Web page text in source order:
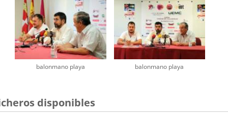
balonmano playa balonmano playa
disponibles